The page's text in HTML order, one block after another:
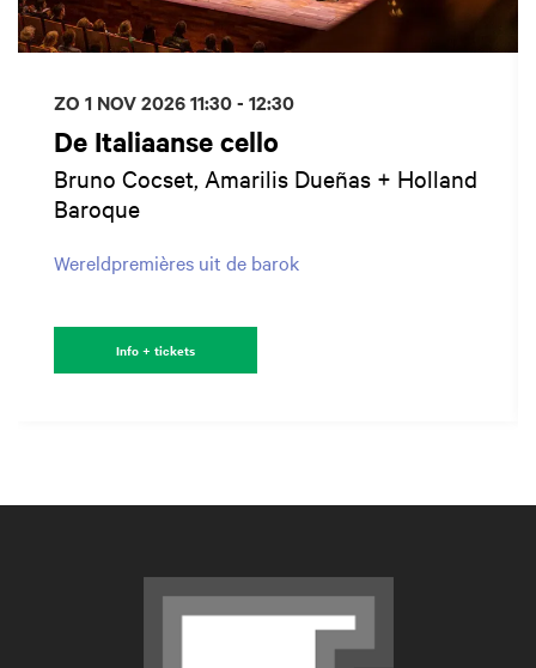
De Italiaanse cello
Bruno Cocset, Amarilis Dueñas + Holland
Baroque
Wereldpremières uit de barok
ZO 1 NOV 202611:30 - 12:30
Info + tickets